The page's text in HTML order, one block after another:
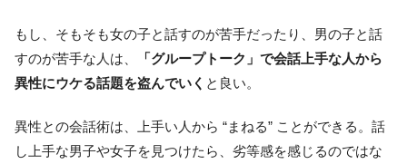
もし、そもそも女の子と話すのが苦手だったり、男の子と話
すのが苦手な人は、
「グループトーク」で会話上手な人から
異性にウケる話題を盗んでいく と良い。
異性との会話術は、上手い人から “まねる” ことができる。話
し上手な男子や女子を見つけたら、劣等感を感じるのではな